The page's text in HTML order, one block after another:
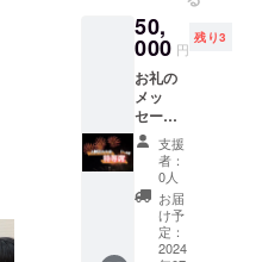
禁止さ
せてい
ただき
ます。
・サイ
ズ展
開：
SS,S,M,
L,2L,3L
・カ
ラー展
開：紺
※当日
メール
ご提示
で上柳
祭オリ
２品提
供（※ご
来場い
ただい
た方限
定） 上
柳祭で
打ち上
げる花
火の動
画 ・収
録時
間：90
50,
000 円
残り3
お礼の
メッ
セージ
上柳祭
オリジ
ナルし
おり ・
商品サ
イズ：
横５×縦
支援
者：
0人
お届
け予
定：
2024